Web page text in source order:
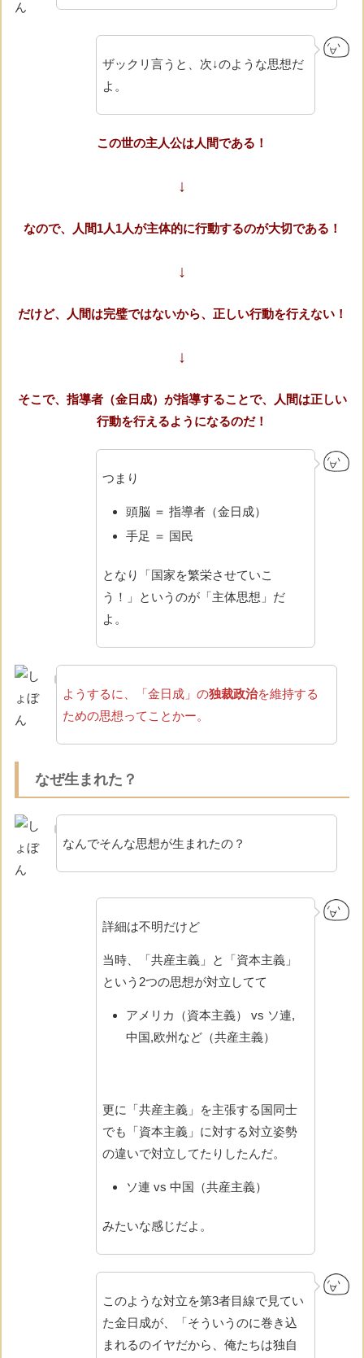
ザックリ言うと、次↓のような思想だ
よ。
この世の主人公は人間である！
↓
なので、人間1人1人が主体的に行動するのが大切である！
↓
だけど、人間は完璧ではないから、正しい行動を行えない！
↓
そこで、指導者（金日成）が指導することで、人間は正しい
行動を行えるようになるのだ！
つまり
頭脳 ＝ 指導者（金日成）
手足 ＝ 国民
となり「国家を繁栄させていこ
う！」というのが「主体思想」だ
よ。
ようするに、「金日成」の独裁政治を維持する
ための思想ってことかー。
なぜ生まれた？
なんでそんな思想が生まれたの？
詳細は不明だけど
当時、「共産主義」と「資本主義」
という2つの思想が対立してて
アメリカ（資本主義） vs ソ連,
中国,欧州など（共産主義）
更に「共産主義」を主張する国同士
でも「資本主義」に対する対立姿勢
の違いで対立してたりしたんだ。
ソ連 vs 中国（共産主義）
みたいな感じだよ。
このような対立を第3者目線で見てい
た金日成が、「そういうのに巻き込
まれるのイヤだから、俺たちは独自